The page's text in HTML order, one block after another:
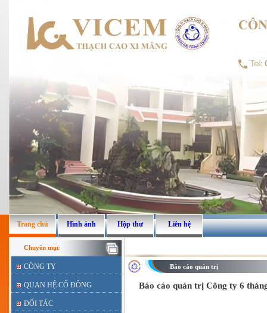
Trang chủ Hình ảnh Hộp thư Liên hệ
Chuyên mục
CÔNG TY
QUAN HỆ CỔ ĐÔNG
ĐỐI TÁC
Báo cáo quản trị
Báo cáo quản trị Công ty 6